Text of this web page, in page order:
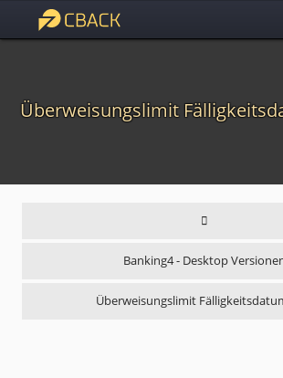
Überweisungslimit
Banking4 - Desktop
Überweisungslimit